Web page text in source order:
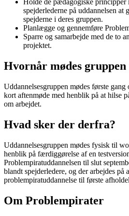
Holde de pædagogiske principper
spejderlederne på uddannelsen at
spejderne i deres gruppen.
Planlægge og gennemføre
Sparre og samarbejde med de to
projektet.
Hvornår mødes gruppen
Uddannelsesgruppen mødes første
kort aftenmøde med henblik på at hilse
om arbejdet.
Hvad sker der derfra?
Uddannelsesgruppen mødes fysisk til
henblik på færdiggørelse af en
Problempiratuddannelsen til slut
blandt spejderledere, og der arbejdes på
problempiratuddannelse til første
Om Problempirater